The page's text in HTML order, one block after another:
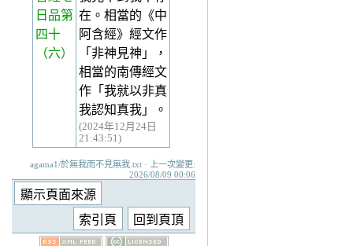
日品第
四十
（六）
在。相當的《中
阿含經》經文作
「非神見神」，
相當的南傳經文
作「我就以非真
我認知真我」。
(2024年12月24日
21:43:51)
agama1/於無我而不見無我.txt · 上一次變更:
2026/08/09 00:06